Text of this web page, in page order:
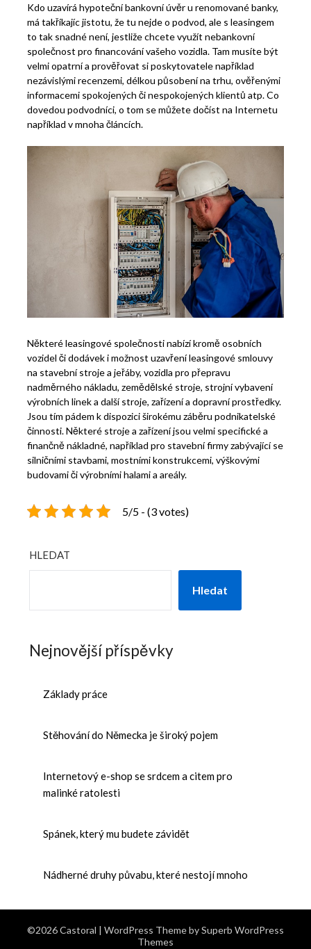
Kdo uzavírá hypoteční bankovní úvěr u renomované banky,
má takříkajíc jistotu, že tu nejde o podvod, ale s leasingem
to tak snadné není, jestliže chcete využít nebankovní
společnost pro financování vašeho vozidla. Tam musíte být
velmi opatrní a prověřovat si poskytovatele například
nezávislými recenzemi, délkou působení na trhu, ověřenými
informacemi spokojených či nespokojených klientů atp. Co
dovedou podvodníci, o tom se můžete dočíst na Internetu
například v mnoha článcích.
Některé leasingové společnosti nabízí kromě osobních
vozidel či dodávek i možnost uzavření leasingové smlouvy
na stavební stroje a jeřáby, vozidla pro přepravu
nadměrného nákladu, zemědělské stroje, strojní vybavení
výrobních linek a další stroje, zařízení a dopravní prostředky.
Jsou tím pádem k dispozici širokému záběru podnikatelské
činnosti. Některé stroje a zařízení jsou velmi specifické a
finančně nákladné, například pro stavební firmy zabývající se
silničními stavbami, mostními konstrukcemi, výškovými
budovami či výrobními halami a areály.
5/5 - (3 votes)
HLEDAT
Hledat
Nejnovější příspěvky
Základy práce
Stěhování do Německa je široký pojem
Internetový e-shop se srdcem a citem pro
malinké ratolesti
Spánek, který mu budete závidět
Nádherné druhy půvabu, které nestojí mnoho
©2026 Castoral | WordPress Theme bySuperb WordPress
Themes